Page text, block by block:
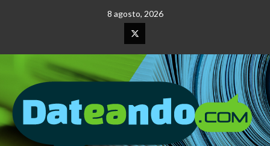
8 agosto, 2026
Elemento
del
menú